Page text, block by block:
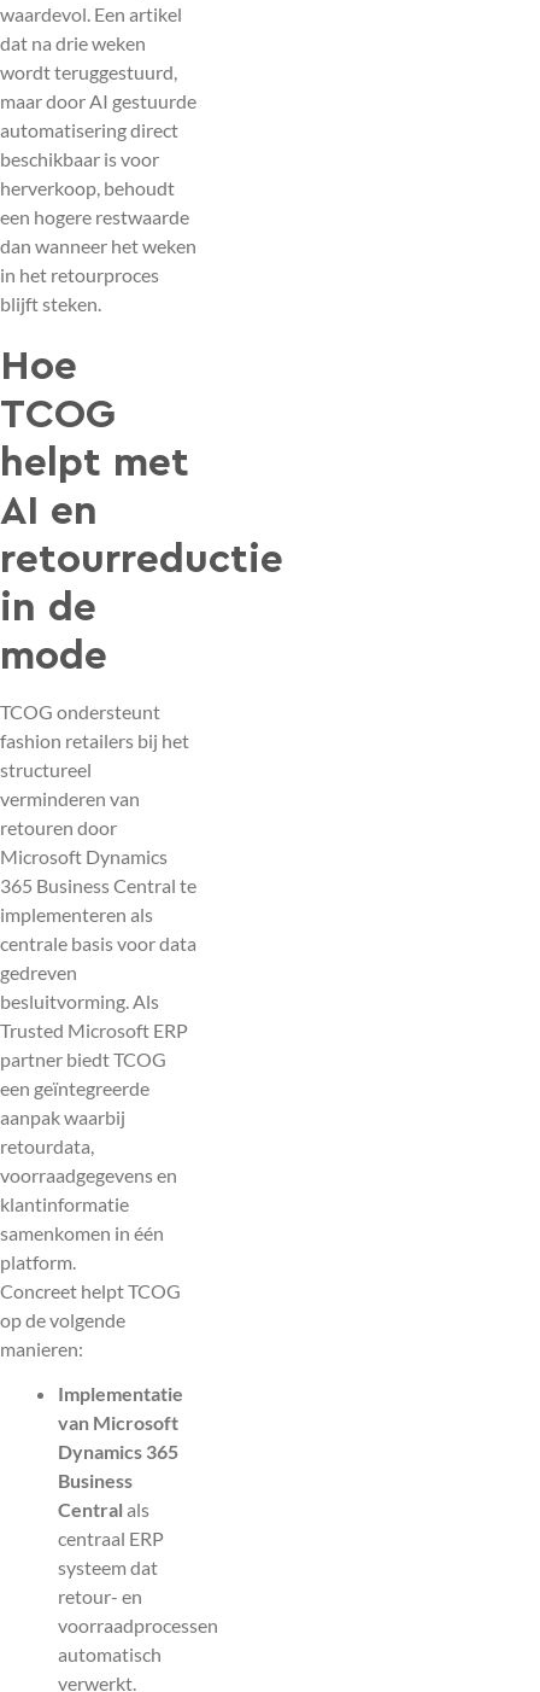
waardevol. Een artikel
dat na drie weken
wordt teruggestuurd,
maar door AI gestuurde
automatisering direct
beschikbaar is voor
herverkoop, behoudt
een hogere restwaarde
dan wanneer het weken
in het retourproces
blijft steken.
Hoe
TCOG
helpt met
AI en
retourreductie
in de
mode
TCOG ondersteunt
fashion retailers bij het
structureel
verminderen van
retouren door
Microsoft Dynamics
365 Business Central te
implementeren als
centrale basis voor data
gedreven
besluitvorming. Als
Trusted Microsoft ERP
partner biedt TCOG
een geïntegreerde
aanpak waarbij
retourdata,
voorraadgegevens en
klantinformatie
samenkomen in één
platform.
Concreet helpt TCOG
op de volgende
manieren:
Implementatie
van Microsoft
Dynamics 365
Business
Central als
centraal ERP
systeem dat
retour- en
voorraadprocessen
automatisch
verwerkt.